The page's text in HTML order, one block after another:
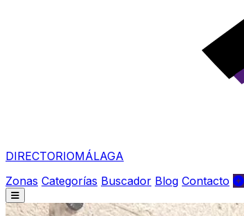
DIRECTORIOMÁLAGA
Zonas Categorías Buscador Blog Contacto